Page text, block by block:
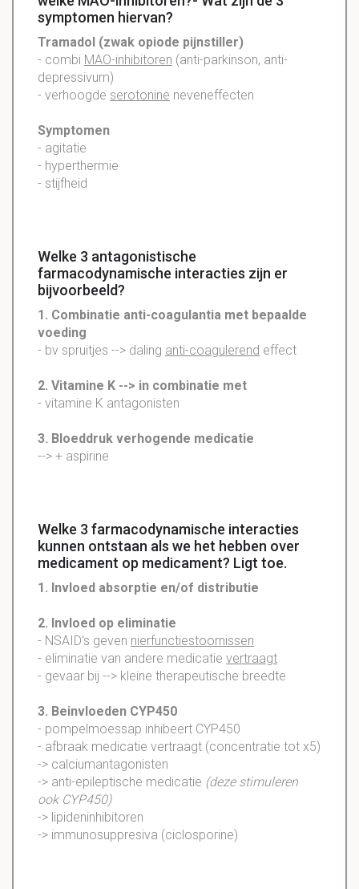
symptomen hiervan?
Tramadol (zwak opiode pijnstiller)
- combi MAO-inhibitoren (anti-parkinson, anti-
depressivum)
- verhoogde serotonine neveneffecten
Symptomen
- agitatie
- hyperthermie
- stijfheid
Welke 3 antagonistische
farmacodynamische interacties zijn er
bijvoorbeeld?
1. Combinatie anti-coagulantia met bepaalde
voeding
- bv spruitjes --> daling anti-coagulerend effect
2. Vitamine K --> in combinatie met
- vitamine K antagonisten
3. Bloeddruk verhogende medicatie
--> + aspirine
Welke 3 farmacodynamische interacties
kunnen ontstaan als we het hebben over
medicament op medicament? Ligt toe.
1 . Invloed absorptie en/of distributie
2. Invloed op eliminatie
- NSAID's geven nierfunctiestoornissen
- eliminatie van andere medicatie vertraagt
- gevaar bij --> kleine therapeutische breedte
3. Beinvloeden CYP450
- pompelmoessap inhibeert CYP450
- afbraak medicatie vertraagt (concentratie tot x5)
-> calciumantagonisten
-> anti-epileptische medicatie (deze stimuleren
ook CYP450)
-> lipideninhibitoren
-> immunosuppresiva (ciclosporine)